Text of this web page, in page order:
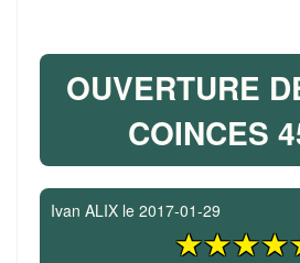
OUVERTURE
COINCES
Ivan ALIX le 2017-01-29